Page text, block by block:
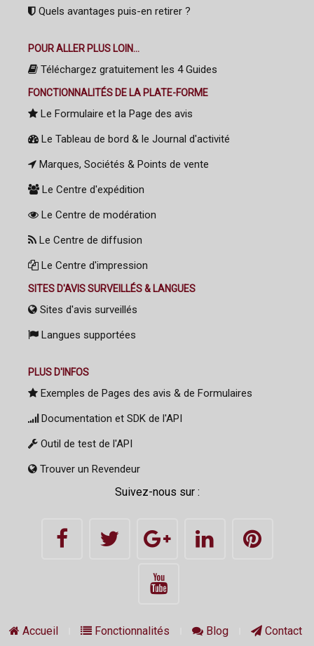
Quels avantages puis-en retirer ?
POUR ALLER PLUS LOIN...
Téléchargez gratuitement les 4 Guides
FONCTIONNALITÉS DE LA PLATE-FORME
Le Formulaire et la Page des avis
Le Tableau de bord & le Journal d'activité
Marques, Sociétés & Points de vente
Le Centre d'expédition
Le Centre de modération
Le Centre de diffusion
Le Centre d'impression
SITES D'AVIS SURVEILLÉS & LANGUES
Sites d'avis surveillés
Langues supportées
PLUS D'INFOS
Exemples de Pages des avis & de Formulaires
Documentation et SDK de l'API
Outil de test de l'API
Trouver un Revendeur
Suivez-nous sur :
Accueil Fonctionnalités Blog Contact